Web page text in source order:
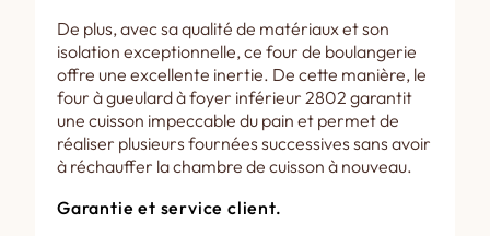
De plus, avec sa qualité de matériaux et son
isolation exceptionnelle, ce four de boulangerie
offre une excellente inertie. De cette manière, le
four à gueulard à foyer inférieur 2802 garantit
une cuisson impeccable du pain et permet de
réaliser plusieurs fournées successives sans avoir
à réchauffer la chambre de cuisson à nouveau.
Garantie et service client.